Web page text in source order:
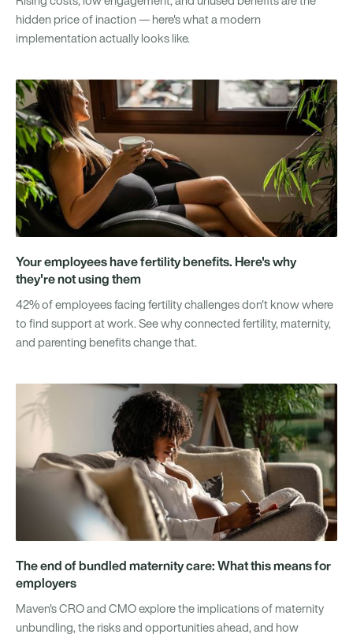
hidden price of inaction — here's what a modern
implementation actually looks like.
Your employees have fertility benefits. Here's why
they're not using them
42% of employees facing fertility challenges don't know where
to find support at work. See why connected fertility, maternity,
and parenting benefits change that.
The end of bundled maternity care: What this means for
employers
Maven's CRO and CMO explore the implications of maternity
unbundling, the risks and opportunities ahead, and how